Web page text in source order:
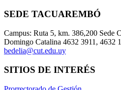
SEDE TACUAREMBÓ
Campus: Ruta 5, km. 386,200 Sede
Domingo Catalina 4632 3911, 4632
bedelia@cut.edu.uy
SITIOS DE INTERÉS